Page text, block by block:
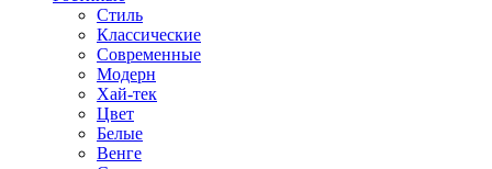
Стиль
Классические
Современные
Модерн
Хай-тек
Цвет
Белые
Венге